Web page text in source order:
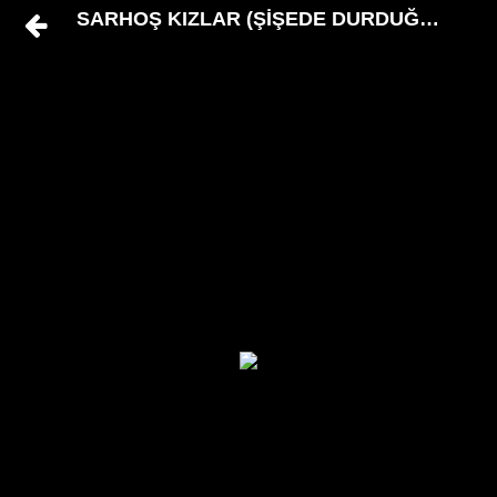
SARHOŞ KIZLAR (ŞİŞEDE DURDUĞU GİBİ